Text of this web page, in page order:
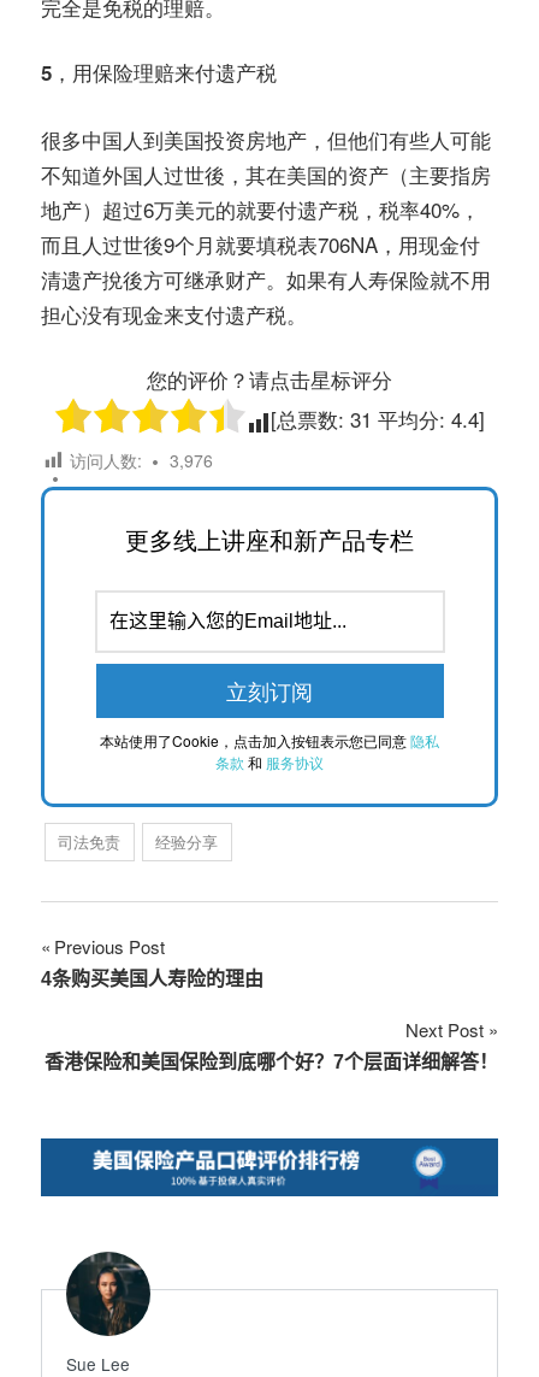
完全是免税的理赔。
5，用保险理赔来付遗产税
很多中国人到美国投资房地产，但他们有些人可能
不知道外国人过世後，其在美国的资产（主要指房
地产）超过6万美元的就要付遗产税，税率40%，
而且人过世後9个月就要填税表706NA，用现金付
清遗产挩後方可继承财产。如果有人寿保险就不用
担心没有现金来支付遗产税。
您的评价？请点击星标评分
[总票数: 31 平均分: 4.4]
访问人数: 3,976
更多线上讲座和新产品专栏
本站使用了Cookie，点击加入按钮表示您已同意隐私
条款 和 服务协议
司法免责 经验分享
文
章
导
Previous Post
4条购买美国人寿险的理由
Next Post
香港保险和美国保险到底哪个好？7个层面详细解答！
Sue Lee